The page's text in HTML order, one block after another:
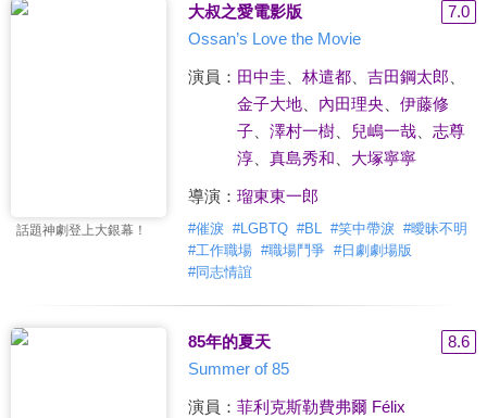
話題神劇登上大銀幕！
大叔之愛電影版
7.0
Ossan’s Love the Movie
演員： 田中圭 林遣都、 吉田鋼太郎
金子大地、 內田理央、 伊藤修
子、 澤村一樹、 兒嶋一哉、 志尊
淳、 真島秀和 大塚寧寧
導演： 瑠東東一郎
#催淚 #LGBTQ #BL #笑中帶淚 #曖昧不明
#工作職場 #職場鬥爭 #日劇劇場版
#同志情誼
85年的夏天
8.6
Summer of 85
演員： 菲利克斯勒費弗爾 Félix